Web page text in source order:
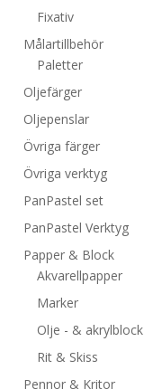
Fixativ
Målartillbehör
Paletter
Oljefärger
Oljepenslar
Övriga färger
Övriga verktyg
PanPastel set
PanPastel Verktyg
Papper & Block
Akvarellpapper
Marker
Olje - & akrylblock
Rit & Skiss
Pennor & Kritor